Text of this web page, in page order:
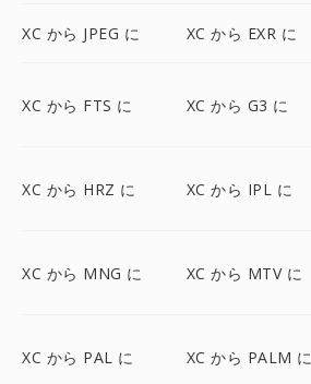
XC から JPEG に XC から EXR に
XC から FTS に XC から G3 に
XC から HRZ に XC から IPL に
XC から MNG に XC から MTV に
XC から PAL に XC から PALM に